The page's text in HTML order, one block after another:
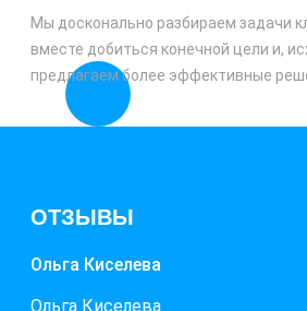
Мы досконально разбираем задачи
вместе добиться конечной цели и,
предлагаем более эффективные
ОТЗЫВЫ
Ольга Киселева
Ольга Киселева